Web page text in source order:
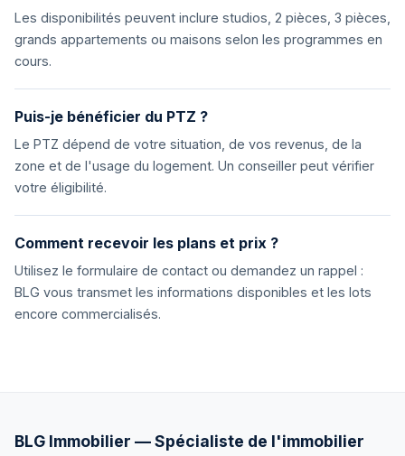
Les disponibilités peuvent inclure studios, 2 pièces, 3 pièces,
grands appartements ou maisons selon les programmes en
cours.
Puis-je bénéficier du PTZ ?
Le PTZ dépend de votre situation, de vos revenus, de la
zone et de l'usage du logement. Un conseiller peut vérifier
votre éligibilité.
Comment recevoir les plans et prix ?
Utilisez le formulaire de contact ou demandez un rappel :
BLG vous transmet les informations disponibles et les lots
encore commercialisés.
BLG Immobilier — Spécialiste de l'immobilier